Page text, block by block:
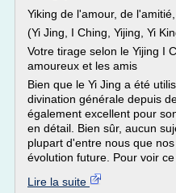
Yiking de l'amour, de
(Yi Jing, I Ching, Yijing, Yi
Votre tirage selon le Yijing I
amoureux et les amis
Bien que le Yi Jing a été
divination générale depuis
également excellent pour
en détail. Bien sûr, aucun
plupart d'entre nous que
évolution future. Pour voir ce
Lire la suite